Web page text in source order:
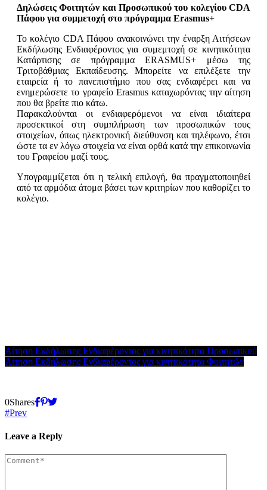
Δηλώσεις Φοιτητών και Προσωπικού του κολεγίου CDA
Πάφου για συμμετοχή στο πρόγραμμα Erasmus+
Το κολέγιο CDA Πάφου ανακοινώνει την έναρξη Αιτήσεων
Εκδήλωσης Ενδιαφέροντος για συμεμτοχή σε κινητικότητα
Κατάρτισης σε πρόγραμμα ERASMUS+ μέσω της
Τριτοβάθμιας Εκπαίδευσης. Μπορείτε να επιλέξετε την
εταιρεία ή το πανεπιστήμιο που σας ενδιαφέρει και να
ενημερώσετε το γραφείο Erasmus καταχωρόντας την αίτηση
που θα βρείτε πιο κάτω.
Παρακαλούνται οι ενδιαφερόμενοι να είναι ιδιαίτερα
προσεκτικοί στη συμπλήρωση των προσωπικών τους
στοιχείων, όπως ηλεκτρονική διεύθυνση και τηλέφωνο, έτσι
ώστε τα εν λόγω στοιχεία να είναι ορθά κατά την επικοινωνία
του Γραφείου μαζί τους.
Υπογραμμίζεται ότι η τελική επιλογή, θα πραγματοποιηθεί
από τα αρμόδια άτομα βάσει των κριτηρίων που καθορίζει το
κολέγιο.
Αίτηση Εκδήλωσης Ενδιαφέροντος για κινητικότητα Προσωπικού
Αίτηση Εκδήλωσης Ενδιαφέροντος για κινητικότητα Φοιτητών
0Shares
Prev
Leave a Reply